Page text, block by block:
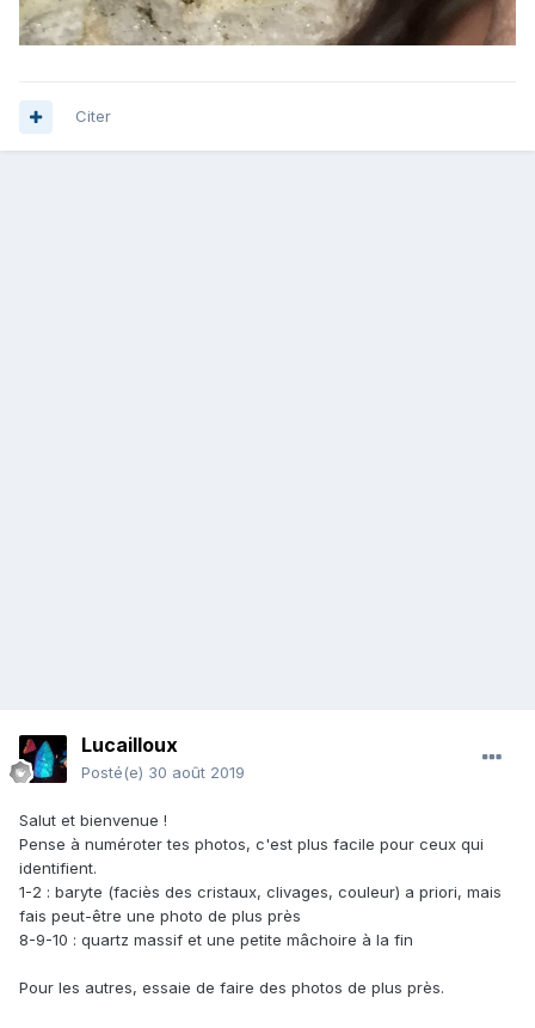
Citer
Lucailloux
Posté(e) 30 août 2019
Salut et bienvenue !
Pense à numéroter tes photos, c'est plus facile pour ceux qui
identifient.
1-2 : baryte (faciès des cristaux, clivages, couleur) a priori, mais
fais peut-être une photo de plus près
8-9-10 : quartz massif et une petite mâchoire à la fin
Pour les autres, essaie de faire des photos de plus près.